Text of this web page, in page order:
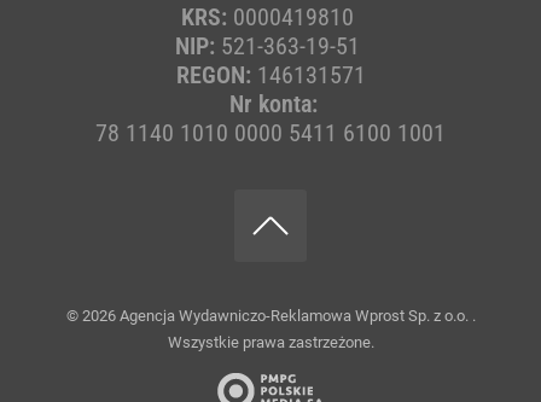
KRS: 0000419810
NIP: 521-363-19-51
REGON: 146131571
Nr konta:
78 1140 1010 0000 5411 6100 1001
© 2026 Agencja Wydawniczo-Reklamowa Wprost Sp. z o.o. .
Wszystkie prawa zastrzeżone.